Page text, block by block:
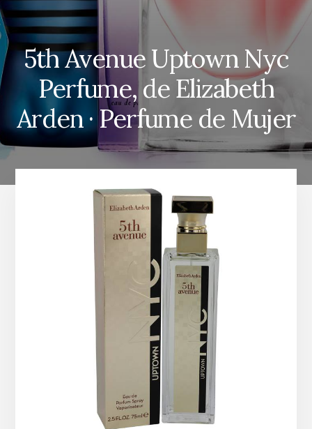
5th Avenue Uptown Nyc
Perfume, de Elizabeth
Arden · Perfume de Mujer